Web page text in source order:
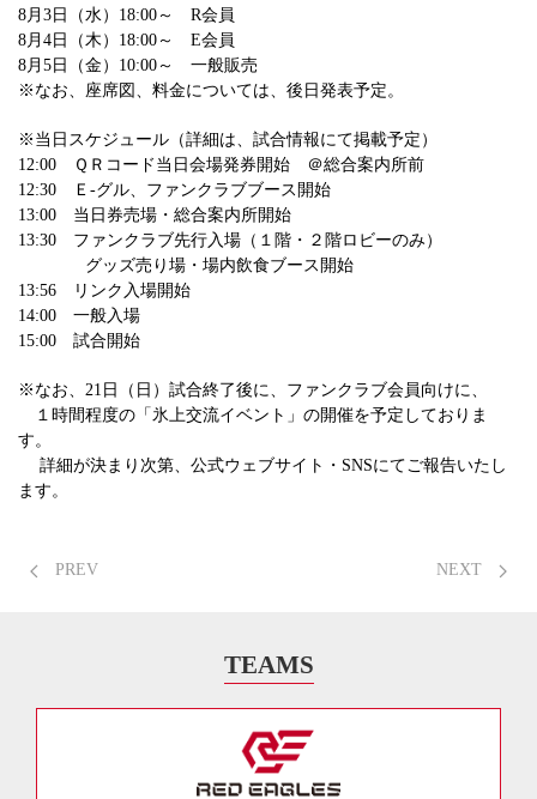
8月3日（水）18:00～ R会員
8月4日（木）18:00～ E会員
8月5日（金）10:00～ 一般販売
※なお、座席図、料金については、後日発表予定。
※当日スケジュール（詳細は、試合情報にて掲載予定）
12:00 ＱＲコード当日会場発券開始 ＠総合案内所前
12:30 Ｅ-グル、ファンクラブブース開始
13:00 当日券売場・総合案内所開始
13:30 ファンクラブ先行入場（１階・２階ロビーのみ）
グッズ売り場・場内飲食ブース開始
13:56 リンク入場開始
14:00 一般入場
15:00 試合開始
※なお、21日（日）試合終了後に、ファンクラブ会員向けに、
１時間程度の「氷上交流イベント」の開催を予定しておりま
す。
詳細が決まり次第、公式ウェブサイト・SNSにてご報告いたし
ます。
PREV NEXT
TEAMS